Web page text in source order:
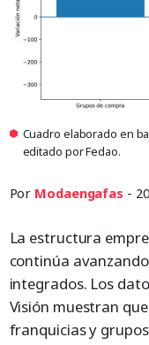
Cuadro elaborado en
editado por Fedao.
Por Modaengafas -
La estructura
continúa
integrados. Los
Visión muestran
franquicias y